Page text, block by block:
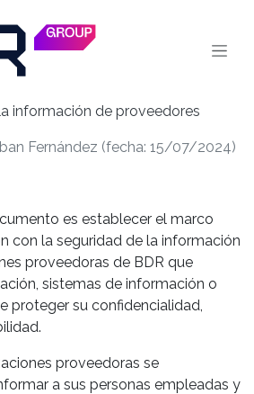
información de proveedores
Fernández (fecha: 15/07/2024)
es establecer el marco
con la seguridad de la información
proveedoras de BDR que
sistemas de información o
proteger su confidencialidad,
proveedoras se
a sus personas empleadas y